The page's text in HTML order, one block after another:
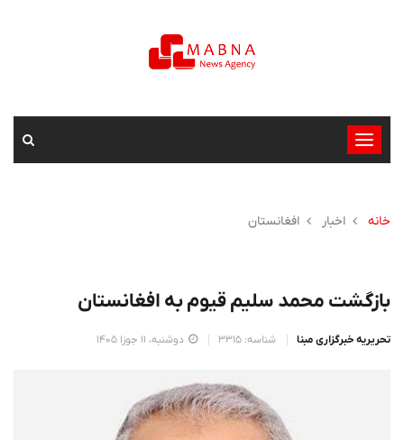
تغییر
وضعیت
خانه
اخبار افغانستان
بازگشت محمد سلیم قیوم بە افغانستان
تحریریه خبرگزاری مبنا شناسه: 3315 دوشنبه، 11 جوزا 1405